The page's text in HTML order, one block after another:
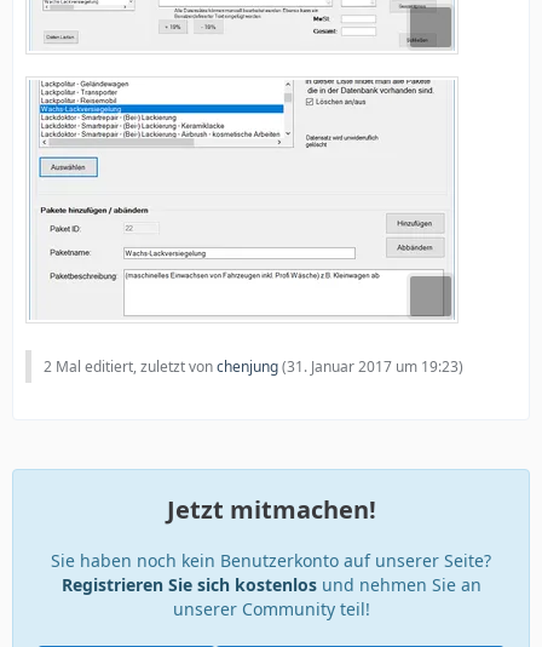
2 Mal editiert, zuletzt vonchenjung(31. Januar 2017 um 19:23)
Jetzt mitmachen!
Sie haben noch kein Benutzerkonto auf unserer Seite?
Registrieren Sie sich kostenlosund nehmen Sie an
unserer Community teil!